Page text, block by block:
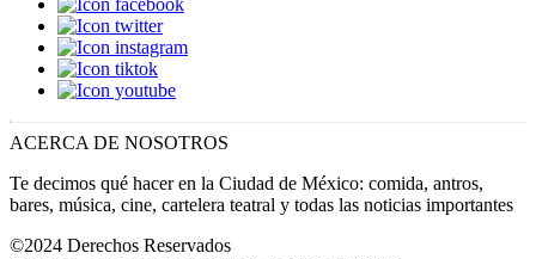
ACERCA DE NOSOTROS
Te decimos qué hacer en la Ciudad de México: comida, antros,
bares, música, cine, cartelera teatral y todas las noticias importantes
©2024 Derechos Reservados